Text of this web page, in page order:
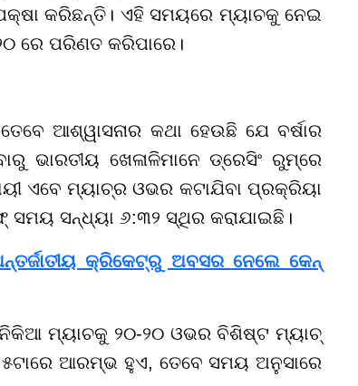
କରିଛନ୍ତି। ଏହି ସମୟରେ ମ୍ୟାଚକୁ ନେଇ
ରେ ପରିଣତ କରିପାରେ।
ଆଶ୍ୱାସନାର କଥା ହେଉଛି ଯେ ବର୍ଷାର
ଭାରତୀୟ ଖେଳାଳିମାନେ ଡ୍ରେସିଂ ରୁମ୍ରେ
ଏବେ ମ୍ୟାଚ୍ର ଓଭର କଟାଯିବା ପ୍ରକ୍ରିୟା
ସନ୍ଧ୍ୟା ୬:୩୨ ସ୍ଥିର କରାଯାଇଛି।
କ୍ରିକେଟ୍ରୁ ଅବସର ନେଲେ କେନ୍
ମ୍ୟାଚକୁ ୨୦-୨୦ ଓଭର ବିଶିଷ୍ଟ ମ୍ୟାଚ୍
୫ଟାରେ ଆରମ୍ଭ ହୁଏ, ତେବେ ସମୟ ଅନୁସାରେ